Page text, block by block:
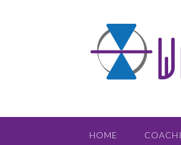
HOME